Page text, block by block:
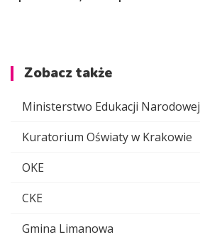
Zobacz także
Ministerstwo Edukacji Narodowej
Kuratorium Oświaty w Krakowie
OKE
CKE
Gmina Limanowa